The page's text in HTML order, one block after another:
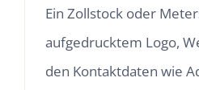
Ein Zollstock oder
aufgedrucktem Logo,
den Kontaktdaten wie